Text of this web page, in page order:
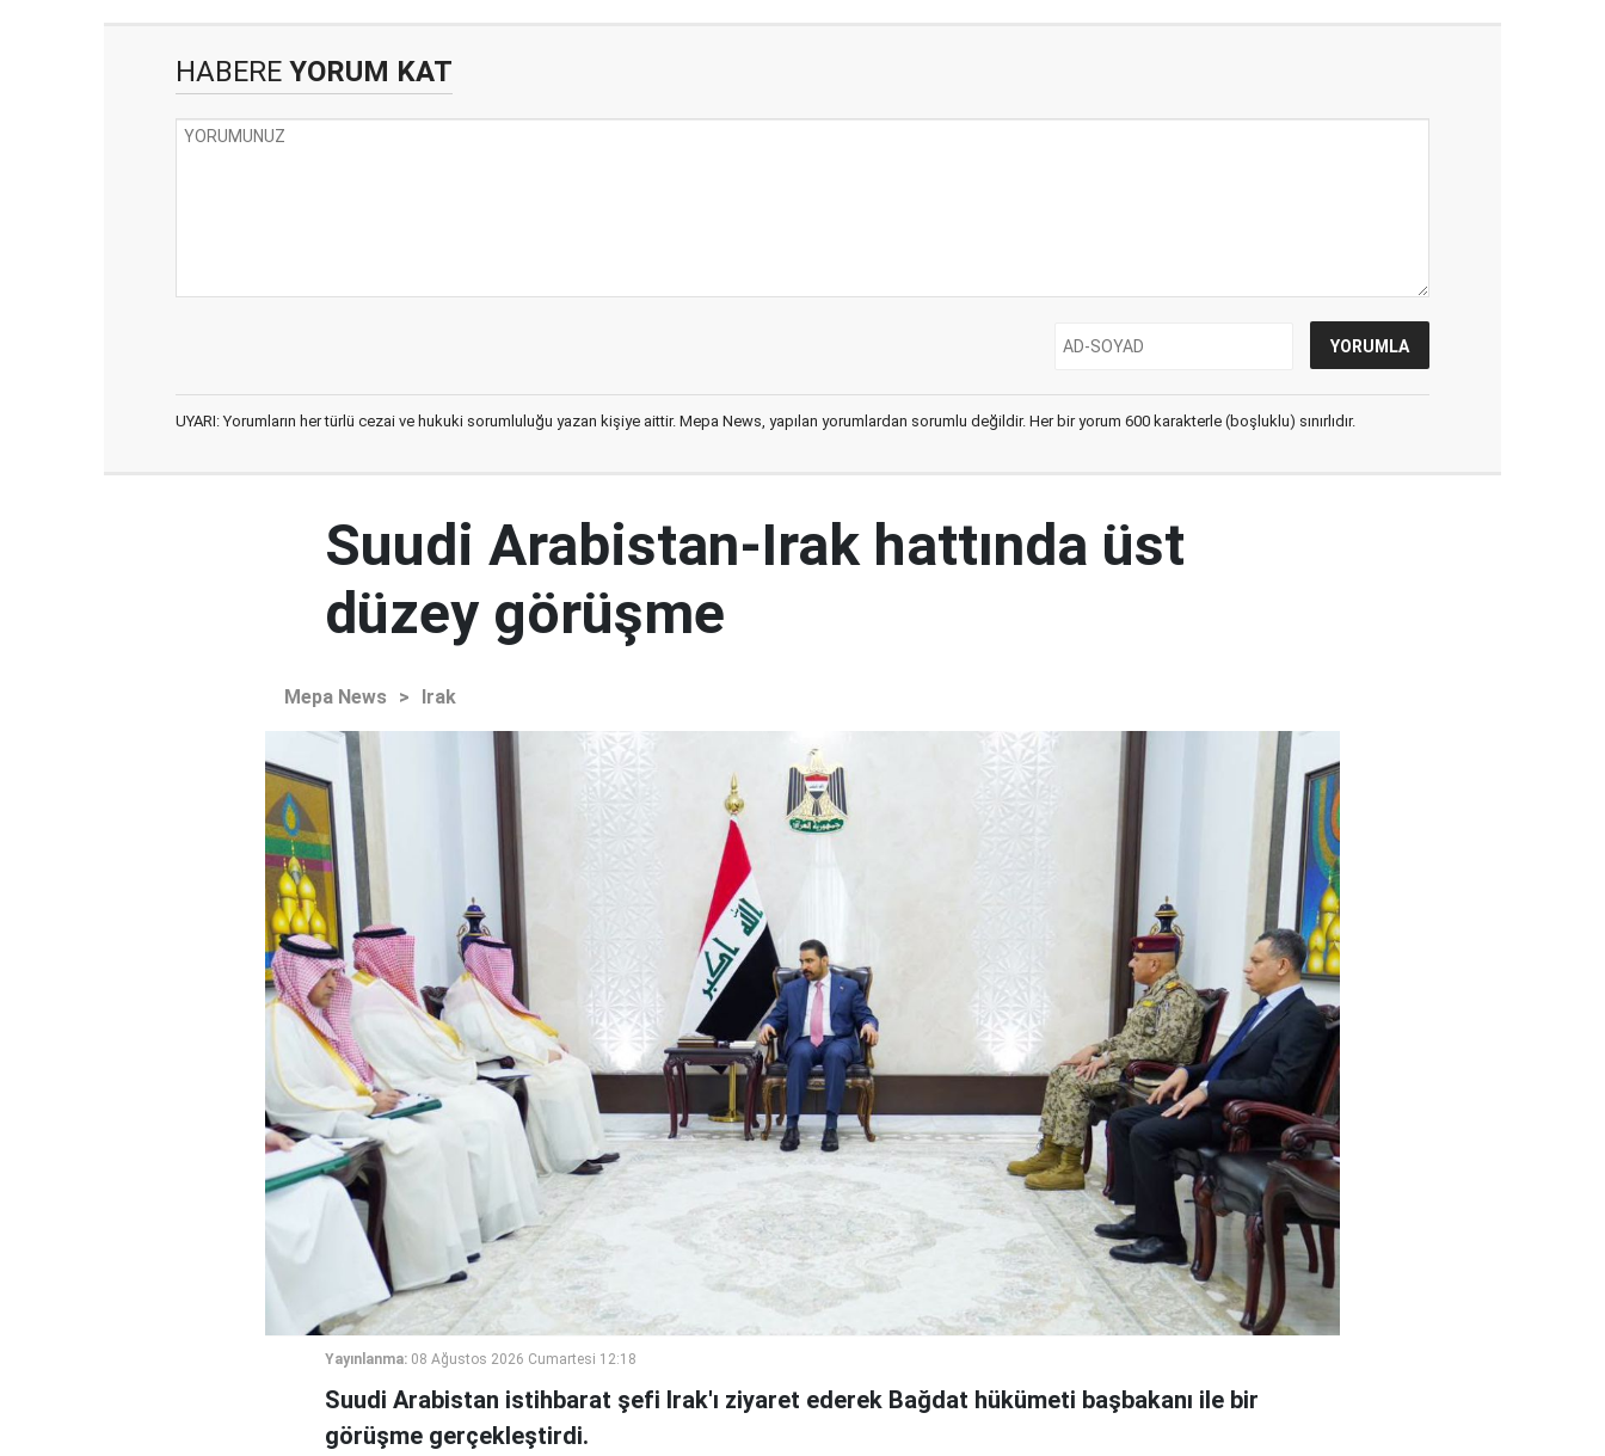
HABERE YORUM KAT
UYARI: Yorumların her türlü cezai ve hukuki sorumluluğu yazan kişiye aittir. Mepa News, yapılan yorumlardan sorumlu değildir. Her bir yorum 600 karakterle (boşluklu) sınırlıdır.
Suudi Arabistan-Irak hattında üst
düzey görüşme
Mepa News > Irak
Yayınlanma: 08 Ağustos 2026 Cumartesi 12:18
Suudi Arabistan istihbarat şefi Irak'ı ziyaret ederek Bağdat hükümeti başbakanı ile bir
görüşme gerçekleştirdi.